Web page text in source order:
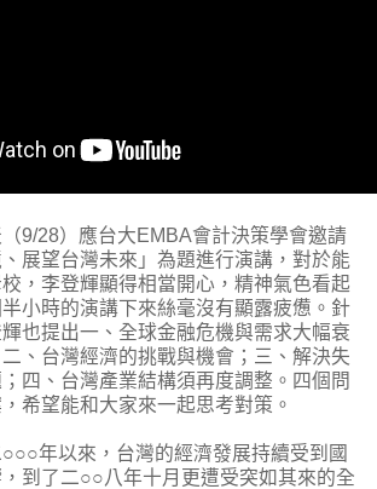
9/28）應台大EMBA會計決策學會邀請
展望台灣未來」為題進行演講，對於能
，李登輝顯得相當開心，精神氣色看起
小時的演講下來絲毫沒有顯露疲憊。針
也提出一、全球金融危機與需求大幅衰
、台灣經濟的挑戰與機會；三、解決失
四、台灣產業結構須再度調整。四個問
希望能和大家來一起思考對策。
年以來，台灣的經濟發展持續受到國
到了二○○八年十月更遭受突如其來的全